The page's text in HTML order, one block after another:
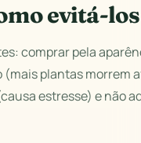
evitá-los
comprar pela
plantas morrem
estresse) e não